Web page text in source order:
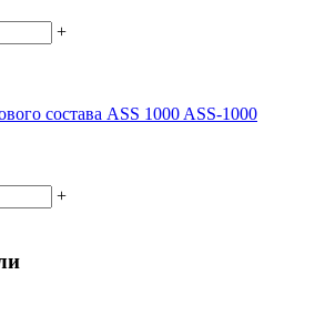
+
состава ASS 1000 ASS-1000
+